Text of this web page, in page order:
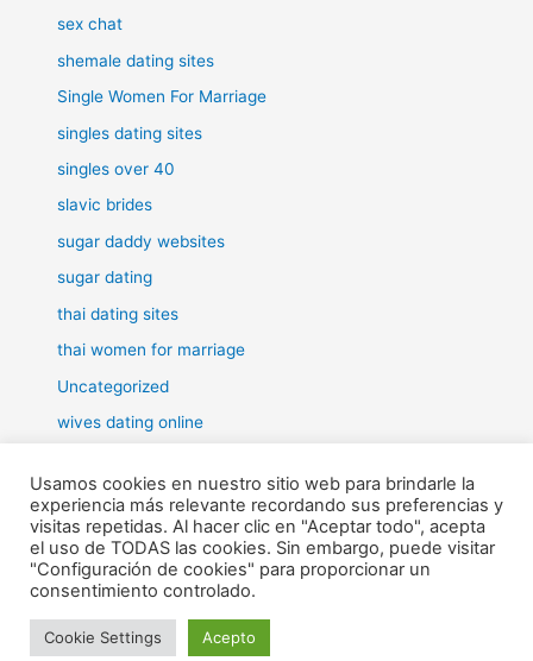
sex chat
shemale dating sites
Single Women For Marriage
singles dating sites
singles over 40
slavic brides
sugar daddy websites
sugar dating
thai dating sites
thai women for marriage
Uncategorized
wives dating online
Todos los derechos © 2026 RHE | Funciona gracias a
Usamos cookies en nuestro sitio web para brindarle la
experiencia más relevante recordando sus preferencias y
visitas repetidas. Al hacer clic en "Aceptar todo", acepta
el uso de TODAS las cookies. Sin embargo, puede visitar
"Configuración de cookies" para proporcionar un
consentimiento controlado.
Cookie Settings Acepto